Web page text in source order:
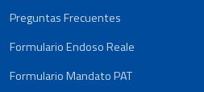
Preguntas Frecuentes
Formulario Endoso Reale
Formulario Mandato PAT